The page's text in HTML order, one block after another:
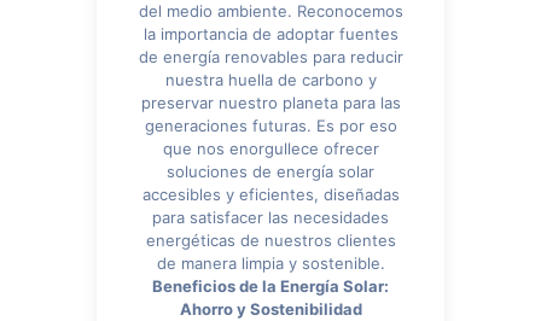
del medio ambiente. Reconocemos
la importancia de adoptar fuentes
de energía renovables para reducir
nuestra huella de carbono y
preservar nuestro planeta para las
generaciones futuras. Es por eso
que nos enorgullece ofrecer
soluciones de energía solar
accesibles y eficientes, diseñadas
para satisfacer las necesidades
energéticas de nuestros clientes
de manera limpia y sostenible.
Beneficios de la Energía Solar:
Ahorro y Sostenibilidad